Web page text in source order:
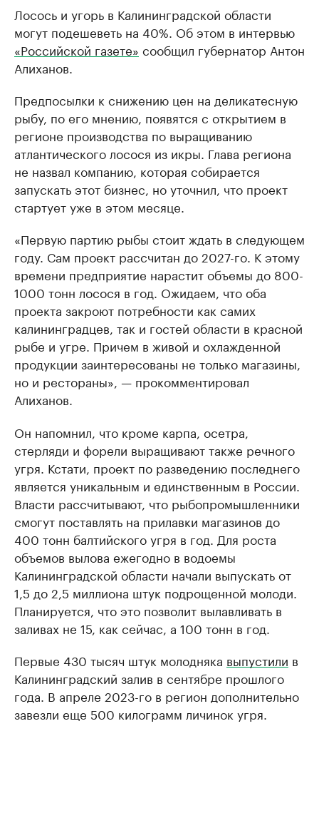
Лосось и угорь в Калининградской области
могут подешеветь на 40%. Об этом в интервью
«Российской газете» сообщил губернатор Антон
Алиханов.
Предпосылки к снижению цен на деликатесную
рыбу, по его мнению, появятся с открытием в
регионе производства по выращиванию
атлантического лосося из икры. Глава региона
не назвал компанию, которая собирается
запускать этот бизнес, но уточнил, что проект
стартует уже в этом месяце.
«Первую партию рыбы стоит ждать в следующем
году. Сам проект рассчитан до 2027-го. К этому
времени предприятие нарастит объемы до 800-
1000 тонн лосося в год. Ожидаем, что оба
проекта закроют потребности как самих
калининградцев, так и гостей области в красной
рыбе и угре. Причем в живой и охлажденной
продукции заинтересованы не только магазины,
но и рестораны», — прокомментировал
Алиханов.
Он напомнил, что кроме карпа, осетра,
стерляди и форели выращивают также речного
угря. Кстати, проект по разведению последнего
является уникальным и единственным в России.
Власти рассчитывают, что рыбопромышленники
смогут поставлять на прилавки магазинов до
400 тонн балтийского угря в год. Для роста
объемов вылова ежегодно в водоемы
Калининградской области начали выпускать от
1,5 до 2,5 миллиона штук подрощенной молоди.
Планируется, что это позволит вылавливать в
заливах не 15, как сейчас, а 100 тонн в год.
Первые 430 тысяч штук молодняка выпустили в
Калининградский залив в сентябре прошлого
года. В апреле 2023-го в регион дополнительно
завезли еще 500 килограмм личинок угря.